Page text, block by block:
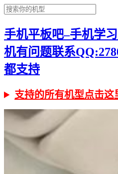
手机平板吧–手机学
机有问题联系
都支持
支持的所有机型点击这